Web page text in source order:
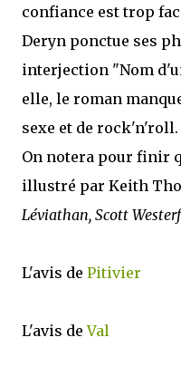
confiance est trop
Deryn ponctue ses
interjection "Nom
elle, le roman
sexe et de rock'n'roll.
On notera pour finir
illustré par Keith
Léviathan, Scott
L'avis de Pitivier
L'avis deVal